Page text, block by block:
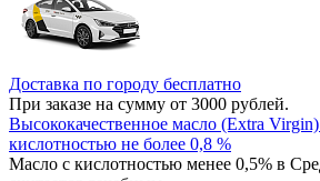
Доставка по городу бесплатно
При заказе на сумму от 3000 рублей.
Высококачественное масло (Extra
кислотностью не более 0,8 %
Масло с кислотностью менее 0,5% в